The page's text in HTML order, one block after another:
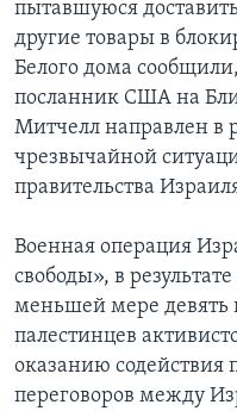
АМЕРИКА. БОЛЬШОЕ
ПОДПИСКА НА
Learning English
СОЦИАЛЬНЫЕ СЕТИ
Языки
пытавшуюся
другие товары в
Белого дома
посланник США на
Митчелл направлен в
чрезвычайной
правительства
Военная операция
свободы», в
меньшей мере
палестинцев
оказанию
переговоров между